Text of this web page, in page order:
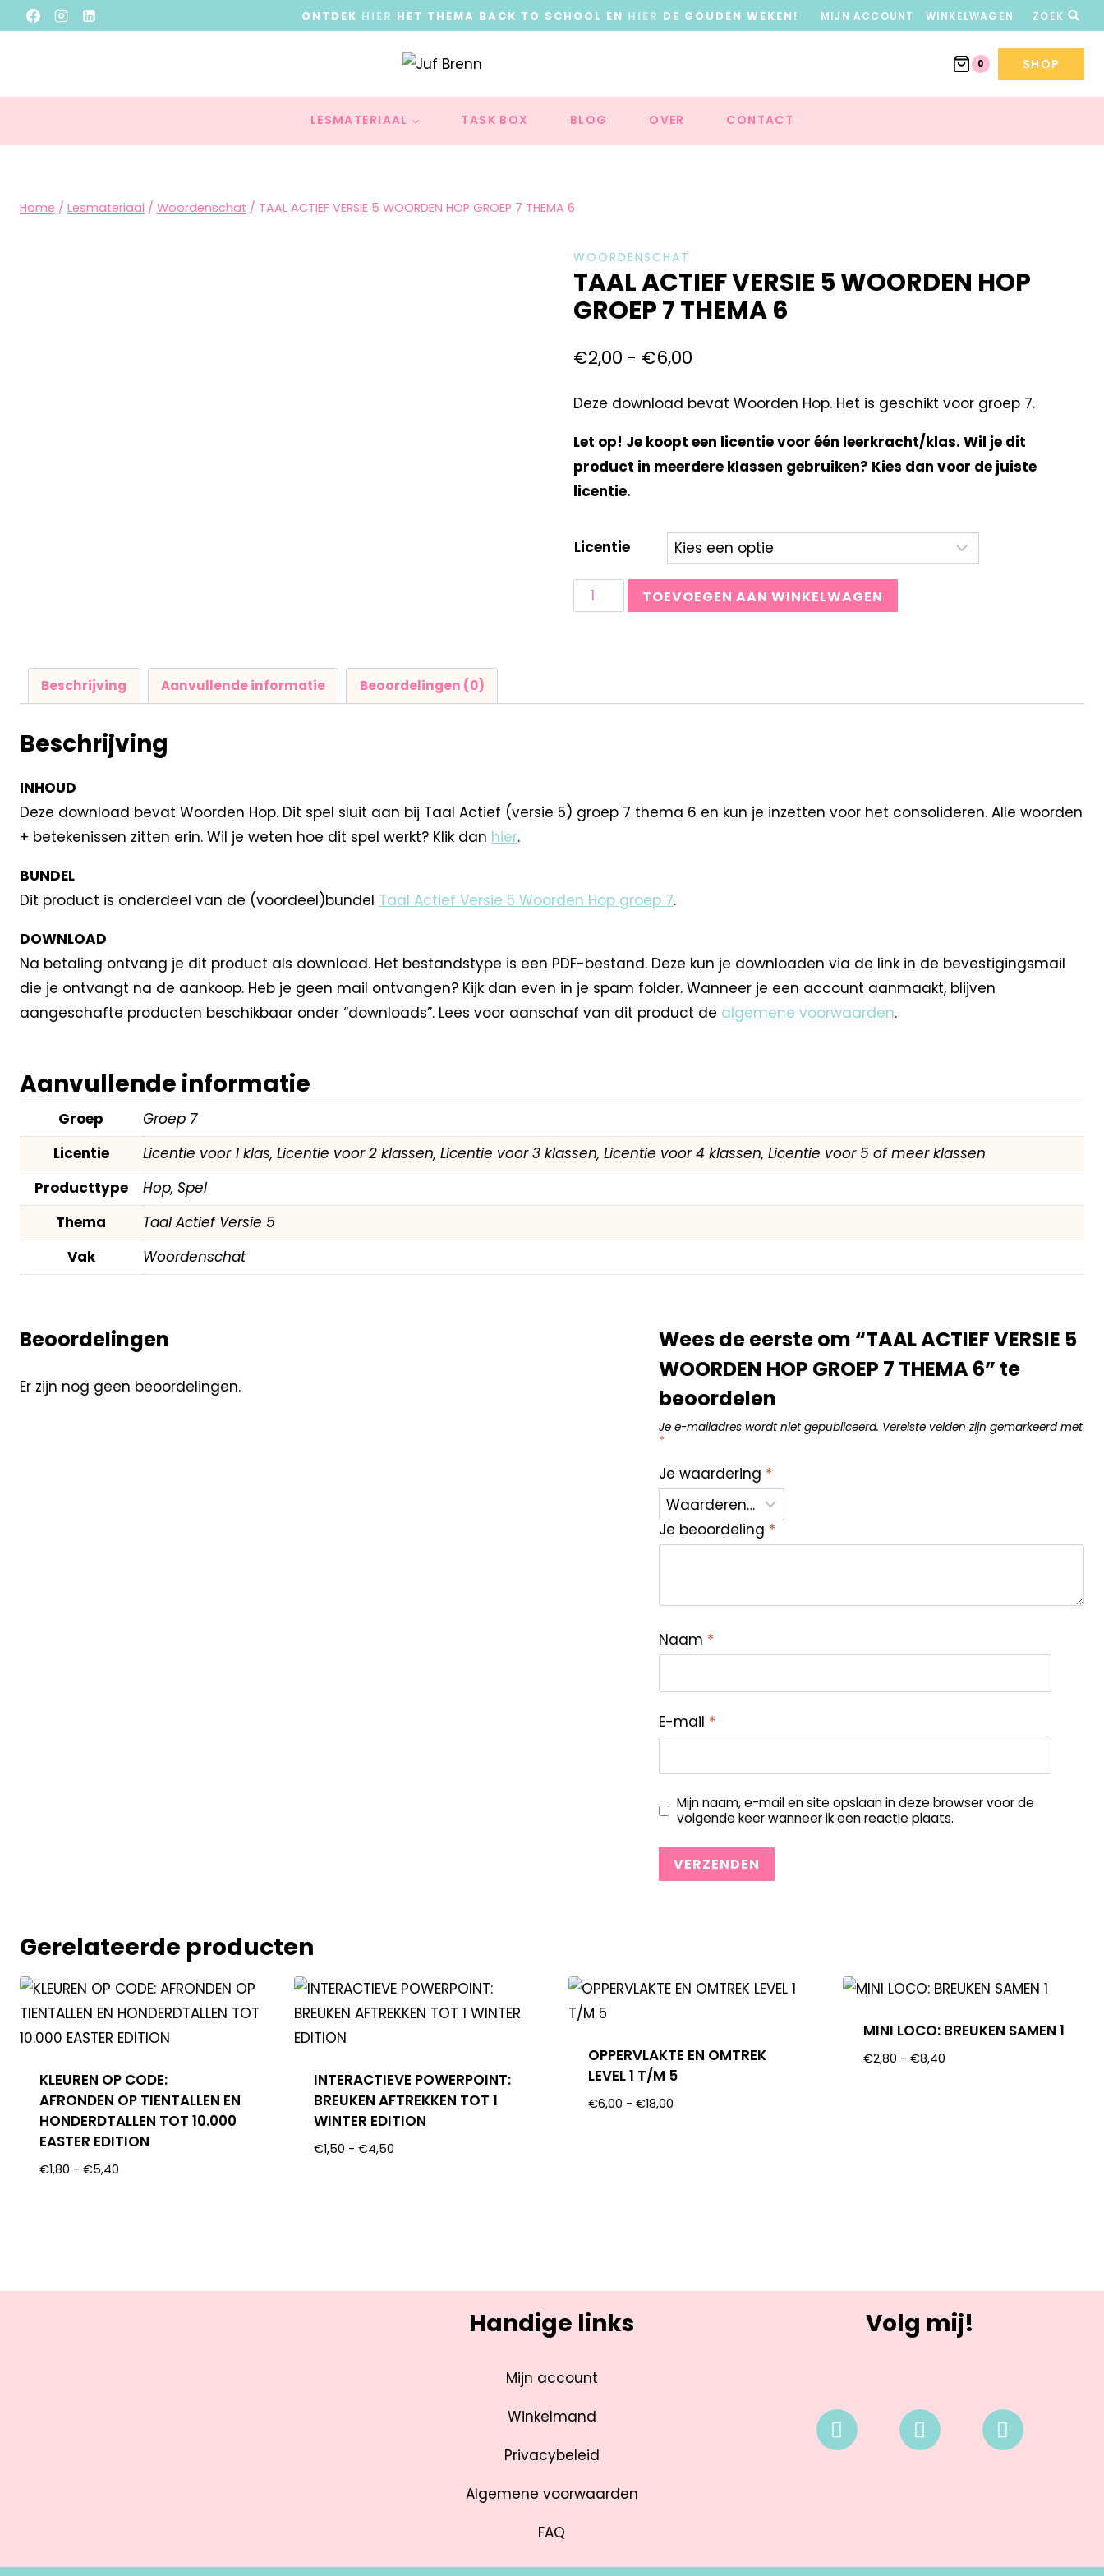
ONTDEK HIER HET THEMA BACK TO SCHOOL EN HIER DE GOUDEN WEKEN! MIJN ACCOUNT WINKELWAGEN ZOEK
0 SHOP
LESMATERIAAL TASK BOX BLOG OVER CONTACT
Home / Lesmateriaal / Woordenschat / TAAL ACTIEF VERSIE 5 WOORDEN HOP GROEP 7 THEMA 6
WOORDENSCHAT
TAAL ACTIEF VERSIE 5 WOORDEN HOP
GROEP 7 THEMA 6
€2,00 - €6,00
Deze download bevat Woorden Hop. Het is geschikt voor groep 7.
Let op! Je koopt een licentie voor één leerkracht/klas. Wil je dit
product in meerdere klassen gebruiken? Kies dan voor de juiste
licentie.
Licentie
TOEVOEGEN AAN WINKELWAGEN
Beschrijving Aanvullende informatie Beoordelingen (0)
Beschrijving
INHOUD
Deze download bevat Woorden Hop. Dit spel sluit aan bij Taal Actief (versie 5) groep 7 thema 6 en kun je inzetten voor het consolideren. Alle woorden
+ betekenissen zitten erin. Wil je weten hoe dit spel werkt? Klik dan hier.
BUNDEL
Dit product is onderdeel van de (voordeel)bundel Taal Actief Versie 5 Woorden Hop groep 7.
DOWNLOAD
Na betaling ontvang je dit product als download. Het bestandstype is een PDF-bestand. Deze kun je downloaden via de link in de bevestigingsmail
die je ontvangt na de aankoop. Heb je geen mail ontvangen? Kijk dan even in je spam folder. Wanneer je een account aanmaakt, blijven
aangeschafte producten beschikbaar onder “downloads”. Lees voor aanschaf van dit product de algemene voorwaarden.
Aanvullende informatie
Groep
Groep 7
Licentie
Licentie voor 1 klas, Licentie voor 2 klassen, Licentie voor 3 klassen, Licentie voor 4 klassen, Licentie voor 5 of meer klassen
Producttype
Hop, Spel
Thema
Taal Actief Versie 5
Vak
Woordenschat
Beoordelingen
Er zijn nog geen beoordelingen.
Wees de eerste om “TAAL ACTIEF VERSIE 5
WOORDEN HOP GROEP 7 THEMA 6” te
beoordelen
Je e-mailadres wordt niet gepubliceerd. Vereiste velden zijn gemarkeerd met
*
Je waardering *
Je beoordeling *
Naam *
E-mail *
Mijn naam, e-mail en site opslaan in deze browser voor de
volgende keer wanneer ik een reactie plaats.
Gerelateerde producten
KLEUREN OP CODE:
AFRONDEN OP TIENTALLEN EN
HONDERDTALLEN TOT 10.000
EASTER EDITION
€1,80 - €5,40
INTERACTIEVE POWERPOINT:
BREUKEN AFTREKKEN TOT 1
WINTER EDITION
€1,50 - €4,50
OPPERVLAKTE EN OMTREK
LEVEL 1 T/M 5
€6,00 - €18,00
MINI LOCO: BREUKEN SAMEN 1
€2,80 - €8,40
Handige links
Mijn account
Winkelmand
Privacybeleid
Algemene voorwaarden
FAQ
Volg mij!